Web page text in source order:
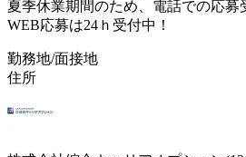
夏季休業期間のため、電話での応募
WEB応募は24ｈ受付中！
勤務地/面接地
住所